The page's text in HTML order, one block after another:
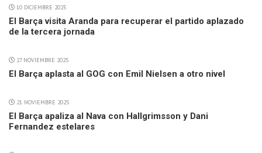
10 DICIEMBRE 2025
El Barça visita Aranda para recuperar el partido aplazado
de la tercera jornada
27 NOVIEMBRE 2025
El Barça aplasta al GOG con Emil Nielsen a otro nivel
21 NOVIEMBRE 2025
El Barça apaliza al Nava con Hallgrimsson y Dani
Fernandez estelares